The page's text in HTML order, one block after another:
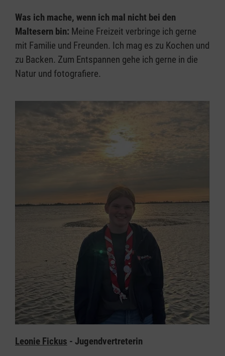
Was ich mache, wenn ich mal nicht bei den
Maltesern bin: Meine Freizeit verbringe ich gerne
mit Familie und Freunden. Ich mag es zu Kochen und
zu Backen. Zum Entspannen gehe ich gerne in die
Natur und fotografiere.
Leonie Fickus - Jugendvertreterin